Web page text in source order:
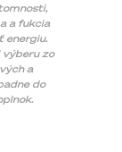
a fukcia
energiu.
zo
a
do